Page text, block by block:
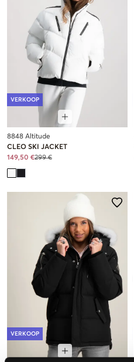
VERKOOP
8848 Altitude
CLEO SKI JACKET
149,50 €299 €
VERKOOP